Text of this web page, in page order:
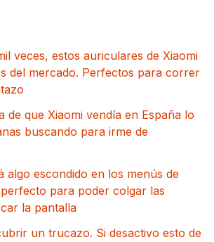
veces, estos auriculares de Xiaomi
del mercado. Perfectos para correr
de que Xiaomi vendía en España lo
buscando para irme de
algo escondido en los menús de
para poder colgar las
la pantalla
un trucazo. Si desactivo esto de